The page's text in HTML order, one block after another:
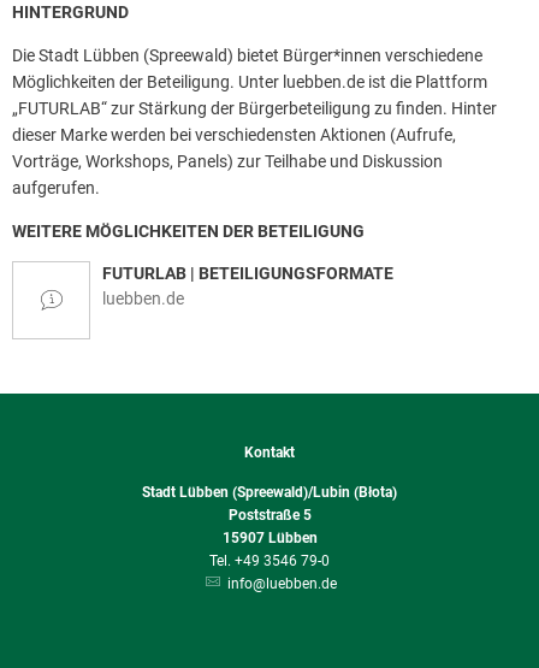
HINTERGRUND
Die Stadt Lübben (Spreewald) bietet Bürger*innen verschiedene
Möglichkeiten der Beteiligung. Unter luebben.de ist die Plattform
„FUTURLAB“ zur Stärkung der Bürgerbeteiligung zu finden. Hinter
dieser Marke werden bei verschiedensten Aktionen (Aufrufe,
Vorträge, Workshops, Panels) zur Teilhabe und Diskussion
aufgerufen.
WEITERE MÖGLICHKEITEN DER BETEILIGUNG
FUTURLAB | BETEILIGUNGSFORMATE
luebben.de
Kontakt
Stadt Lübben (Spreewald)/Lubin (Błota)
Poststraße 5
15907 Lübben
+49 3546 79-0
info@luebben.de